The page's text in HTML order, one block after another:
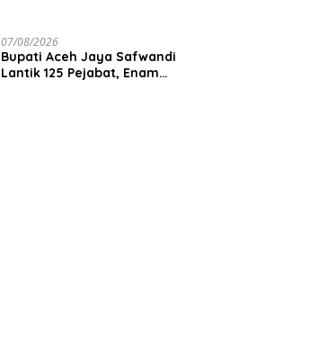
07/08/2026
Bupati Aceh Jaya Safwandi
Lantik 125 Pejabat, Enam